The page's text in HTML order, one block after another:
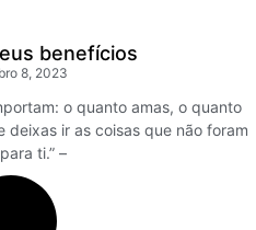
benefícios
8, 2023
o quanto amas, o quanto
ir as coisas que não foram
ti.” –